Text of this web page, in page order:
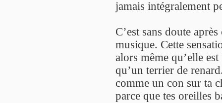
jamais intégralement
C’est sans doute
musique. Cette
alors même qu’elle
qu’un terrier de
comme un con sur ta
parce que tes oreilles